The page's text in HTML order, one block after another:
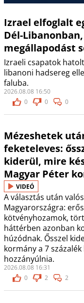
Izrael elfoglalt
Dél-
megállapodást
Izraeli csapatok
libanoni hadsereg
faluba.
2026.08.08 16:50
0
0 0
Mézeshetek
feketeleves:
kiderül, mire
Magyar Péter
VIDEÓ
A választás után
Magyarországra:
kötvényhozamok,
háttérben azonban
húzódnak. Ősszel
kormány a 7
hozzányúlnia.
2026.08.08 16:31
0
2 2